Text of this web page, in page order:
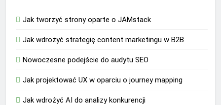
Jak tworzyć strony oparte o JAMstack
Jak wdrożyć strategię content marketingu w B2B
Nowoczesne podejście do audytu SEO
Jak projektować UX w oparciu o journey mapping
Jak wdrożyć AI do analizy konkurencji